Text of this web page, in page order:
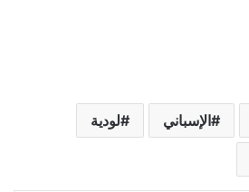
الإسباني لودية